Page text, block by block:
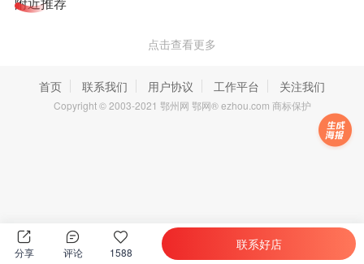
点击查看更多
分享 评论 1588
联系好店
首页 联系我们 用户协议 工作平台 关注我们
Copyright © 2003-2021 鄂州网 鄂网® ezhou.com 商标保护